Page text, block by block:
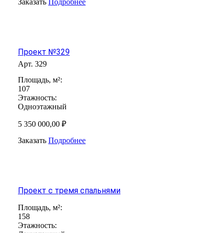
Проект №329
Арт. 329
Площадь, м²:
107
Этажность:
Одноэтажный
5 350 000,00 ₽
Заказать Подробнее
Проект с тремя спальнями
Площадь, м²:
158
Этажность: